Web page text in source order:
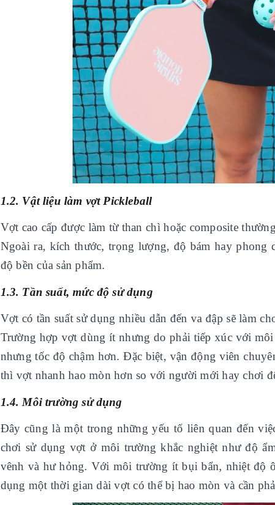
1.2. Vật liệu làm vợt Pickleball
Vợt cao cấp được làm từ than chì hoặc composite
Ngoài ra, kích thước, trọng lượng, độ bám hay phong
độ bền của sản phẩm.
1.3. Tần suất, mức độ sử dụng
Vợt có tần suất sử dụng nhiều dẫn đến va đập sẽ làm
Trường hợp vợt dùng ít nhưng do phải tiếp xúc với
nhưng tốc độ chậm hơn. Đặc biệt, vận động viên
thì vợt nhanh hao mòn hơn so với người mới hay chơi
1.4. Môi trường sử dụng
Đây cũng là một trong những yếu tố liên quan đến
chơi sử dụng vợt ở môi trường khắc nghiệt như độ
vênh và hư hỏng. Với môi trường ít bụi bẩn, nhiệt độ
dụng một thời gian dài vợt có thể bị hao mòn và cần